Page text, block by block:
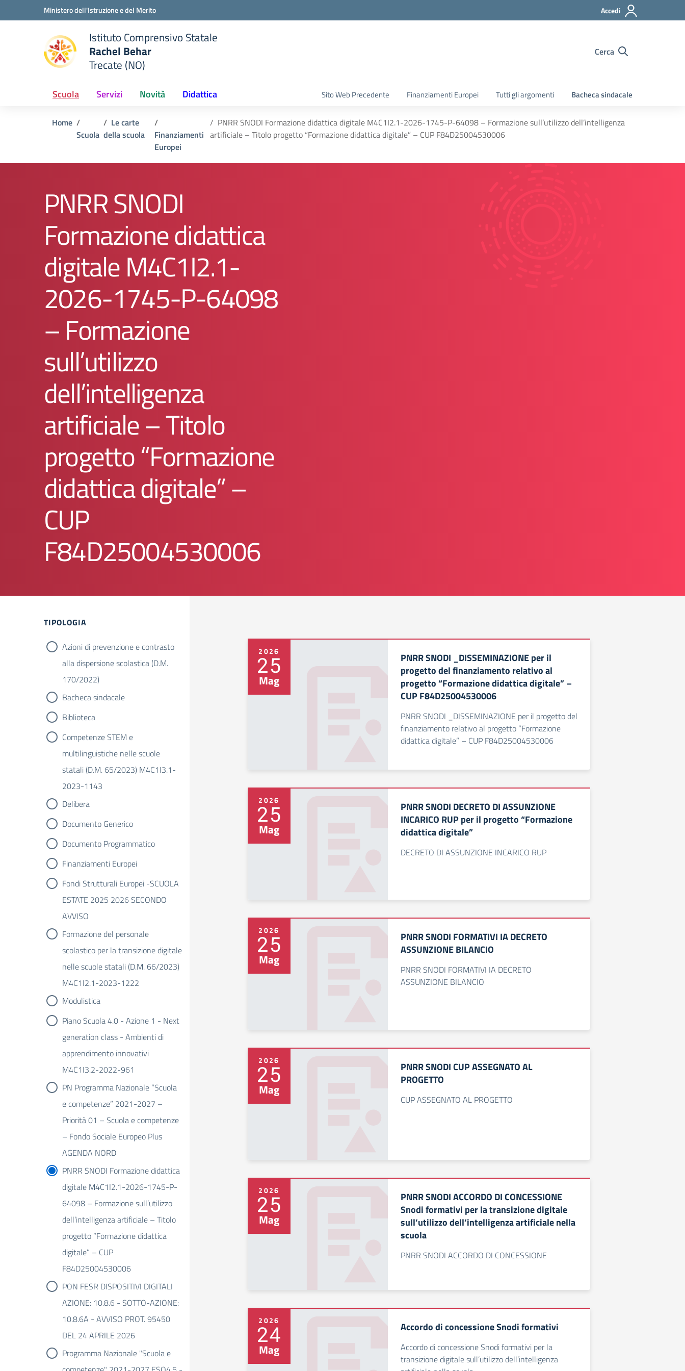
Vai ai contenuti
Vai al menu di navigazioneMinistero dell'Istruzione e del Merito Accedi
scuola
Istituto Comprensivo Statale
Rachel Behar
Trecate (NO)
Cerca
Scuola Servizi Novità Didattica Sito Web Precedente Finanziamenti Europei Tutti gli argomenti Bacheca sindacale
Home
Scuola
Le carte
della scuola
Finanziamenti
Europei
PNRR SNODI Formazione didattica digitale M4C1I2.1-2026-1745-P-64098 – Formazione sull’utilizzo dell’intelligenza
artificiale – Titolo progetto “Formazione didattica digitale” – CUP F84D25004530006
PNRR SNODI
Formazione didattica
digitale M4C1I2.1-
2026-1745-P-64098
– Formazione
sull’utilizzo
dell’intelligenza
artificiale – Titolo
progetto “Formazione
didattica digitale” –
CUP
F84D25004530006
Filtri
TIPOLOGIA
Azioni di prevenzione e contrasto
alla dispersione scolastica (D.M.
170/2022)
Bacheca sindacale
Biblioteca
Competenze STEM e
multilinguistiche nelle scuole
statali (D.M. 65/2023) M4C1I3.1-
2023-1143
Delibera
Documento Generico
Documento Programmatico
Finanziamenti Europei
Fondi Strutturali Europei -SCUOLA
ESTATE 2025 2026 SECONDO
AVVISO
Formazione del personale
scolastico per la transizione digitale
nelle scuole statali (D.M. 66/2023)
M4C1I2.1-2023-1222
Modulistica
Piano Scuola 4.0 - Azione 1 - Next
generation class - Ambienti di
apprendimento innovativi
M4C1I3.2-2022-961
PN Programma Nazionale “Scuola
e competenze” 2021-2027 –
Priorità 01 – Scuola e competenze
– Fondo Sociale Europeo Plus
AGENDA NORD
PNRR SNODI Formazione didattica
digitale M4C1I2.1-2026-1745-P-
64098 – Formazione sull’utilizzo
dell’intelligenza artificiale – Titolo
progetto “Formazione didattica
digitale” – CUP
F84D25004530006
PON FESR DISPOSITIVI DIGITALI
AZIONE: 10.8.6 - SOTTO-AZIONE:
10.8.6A - AVVISO PROT. 95450
DEL 24 APRILE 2026
Programma Nazionale "Scuola e
2026
25
Mag
PNRR SNODI _DISSEMINAZIONE per il
progetto del finanziamento relativo al
progetto “Formazione didattica digitale” –
CUP F84D25004530006
PNRR SNODI _DISSEMINAZIONE per il progetto del
finanziamento relativo al progetto “Formazione
didattica digitale” – CUP F84D25004530006
2026
25
Mag
PNRR SNODI DECRETO DI ASSUNZIONE
INCARICO RUP per il progetto “Formazione
didattica digitale”
DECRETO DI ASSUNZIONE INCARICO RUP
2026
25
Mag
PNRR SNODI FORMATIVI IA DECRETO
ASSUNZIONE BILANCIO
PNRR SNODI FORMATIVI IA DECRETO
ASSUNZIONE BILANCIO
2026
25
Mag
PNRR SNODI CUP ASSEGNATO AL
PROGETTO
CUP ASSEGNATO AL PROGETTO
2026
25
Mag
PNRR SNODI ACCORDO DI CONCESSIONE
Snodi formativi per la transizione digitale
sull’utilizzo dell’intelligenza artificiale nella
scuola
PNRR SNODI ACCORDO DI CONCESSIONE
2026
24
Mag
Accordo di concessione Snodi formativi
Accordo di concessione Snodi formativi per la
transizione digitale sull’utilizzo dell’intelligenza